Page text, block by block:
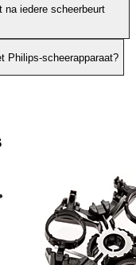
na iedere scheerbeurt
Philips-scheerapparaat?